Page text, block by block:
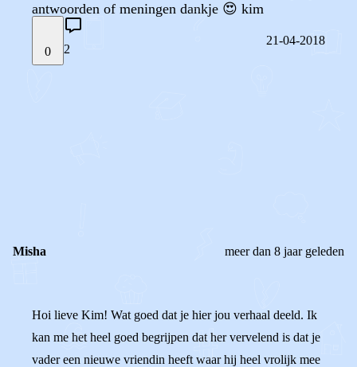
antwoorden of meningen dankje 😍 kim
0 2
21-04-2018
Misha meer dan 8 jaar geleden
Hoi lieve Kim! Wat goed dat je hier jou verhaal deeld. Ik
kan me het heel goed begrijpen dat her vervelend is dat je
vader een nieuwe vriendin heeft waar hij heel vrolijk mee